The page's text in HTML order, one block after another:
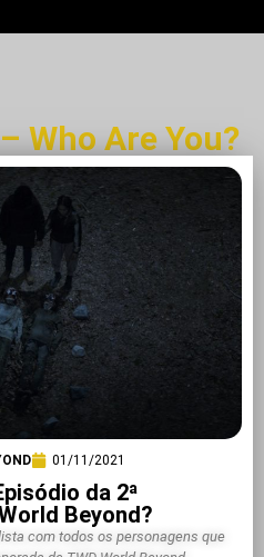
Who Are You?
01/11/2021
da 2ª
Beyond?
com todos os personagens que